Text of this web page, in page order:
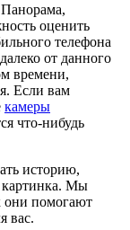
оценить
телефона
от данного
времени,
Если вам
камеры
что-нибудь
историю,
картинка. Мы
они помогают
вас.